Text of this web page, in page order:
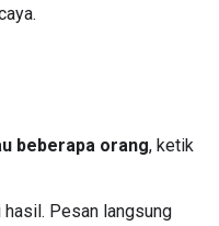
beberapa orang, ketik
Pesan langsung